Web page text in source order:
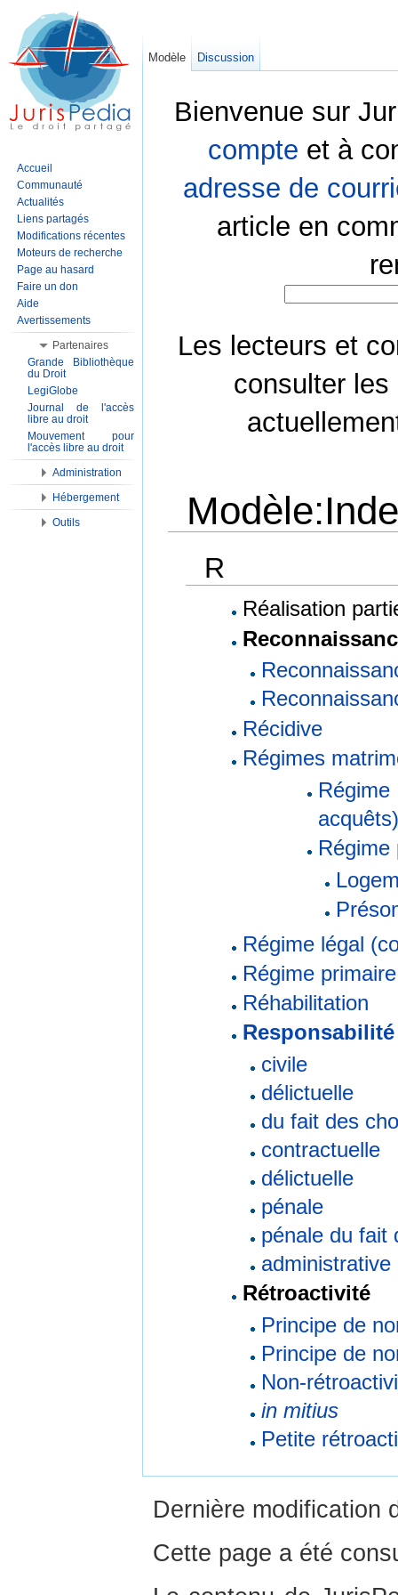
Bienvenue sur
compte et à
adresse de
article en
Les lecteurs et
consulter les
R
Réalisation
Récidive
Régimes
acquêts)
Régime
Régime légal
Régime primaire
Réhabilitation
Responsabilité
civile
délictuelle
du fait des
contractuelle
délictuelle
pénale
pénale du fait
administrative
Rétroactivité
Principe de
Principe de
Non-
in mitius
Petite
Modèle Discussion
Accueil
Communauté
Actualités
Liens partagés
Modifications récentes
Moteurs de recherche
Page au hasard
Faire un don
Aide
Avertissements
Partenaires
Grande Bibliothèque
du Droit
LegiGlobe
Journal de l'accès
libre au droit
Mouvement pour
l'accès libre au droit
Administration
Hébergement
Outils
Dernière modification
Cette page a été